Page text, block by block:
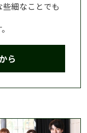
細なことでも
ら